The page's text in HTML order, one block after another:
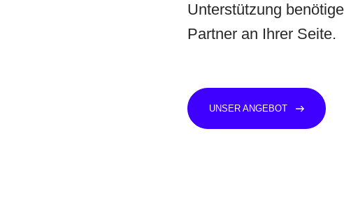
Unterstützung
Partner an Ihrer Seite.
UNSER ANGEBOT